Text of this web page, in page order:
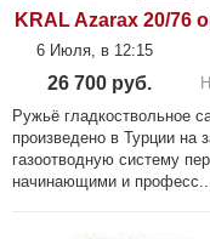
KRAL Azarax 20/76
6 Июля, в 12:15
26 700 руб.
Ружьё гладкоствольное
произведено в Турции
газоотводную систему
начинающими и професс...